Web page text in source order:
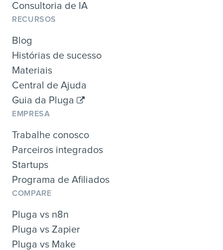
Consultoria de IA
RECURSOS
Blog
Histórias de sucesso
Materiais
Central de Ajuda
Guia da Pluga
EMPRESA
Trabalhe conosco
Parceiros integrados
Startups
Programa de Afiliados
COMPARE
Pluga vs n8n
Pluga vs Zapier
Pluga vs Make